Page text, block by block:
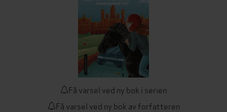
Få varsel ved ny bok i serien
Få varsel ved ny bok av forfatteren